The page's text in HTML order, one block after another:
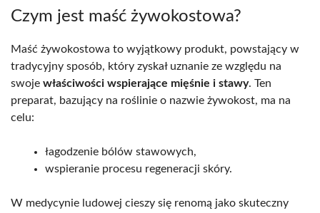
Czym jest maść żywokostowa?
Maść żywokostowa to wyjątkowy produkt, powstający w
tradycyjny sposób, który zyskał uznanie ze względu na
swoje właściwości wspierające mięśnie i stawy. Ten
preparat, bazujący na roślinie o nazwie żywokost, ma na
celu:
łagodzenie bólów stawowych,
wspieranie procesu regeneracji skóry.
W medycynie ludowej cieszy się renomą jako skuteczny